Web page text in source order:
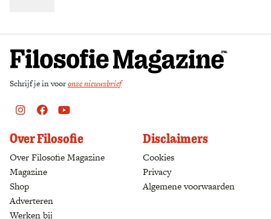
Schrijf je in vooronze nieuwsbrief
Instagram
FacebookYoutube
Over Filosofie
Over Filosofie Magazine
Magazine
Shop
Adverteren
Werken bij
Disclaimers
Cookies
Privacy
Algemene voorwaarden